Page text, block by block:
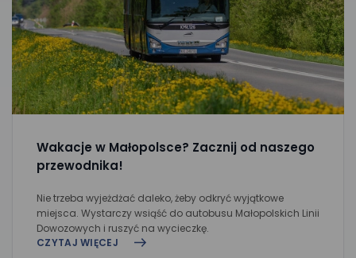
Wakacje w Małopolsce? Zacznij od naszego
przewodnika!
Nie trzeba wyjeżdżać daleko, żeby odkryć wyjątkowe
miejsca. Wystarczy wsiąść do autobusu Małopolskich Linii
Dowozowych i ruszyć na wycieczkę.
CZYTAJ WIĘCEJ